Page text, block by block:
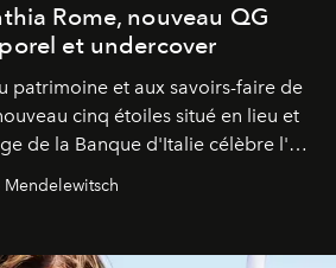
Rome, nouveau QG
et undercover
patrimoine et aux savoirs-faire de
cinq étoiles situé en lieu et
de la Banque d'Italie célèbre l'art
toute son élégance intemporelle.